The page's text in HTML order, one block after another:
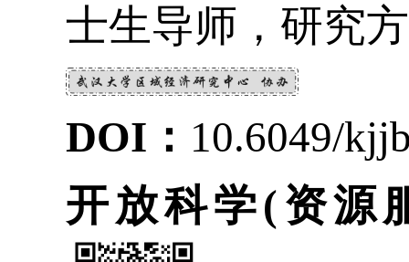
士生导师，研究
DOI ： 10.6049/
开放科学(资源